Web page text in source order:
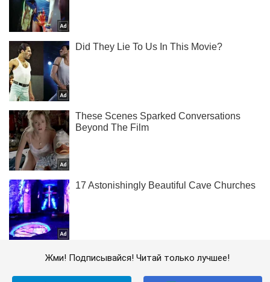
Жми! Подписывайся! Читай только лучшее!